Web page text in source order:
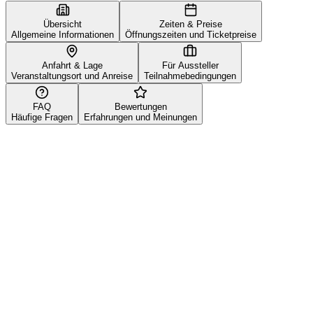
Übersicht
Allgemeine Informationen
Zeiten & Preise
Öffnungszeiten und Ticketpreise
Anfahrt & Lage
Veranstaltungsort und Anreise
Für Aussteller
Teilnahmebedingungen
FAQ
Häufige Fragen
Bewertungen
Erfahrungen und Meinungen